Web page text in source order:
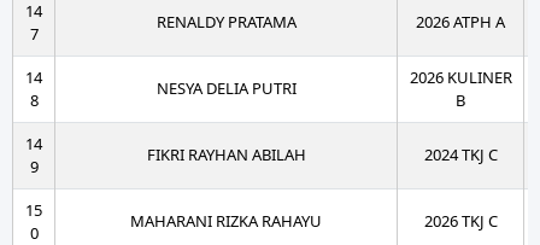
14
7
RENALDY PRATAMA 2026 ATPH A
14
8
NESYA DELIA PUTRI
2026 KULINER
B
14
9
FIKRI RAYHAN ABILAH 2024 TKJ C
15
0
MAHARANI RIZKA RAHAYU 2026 TKJ C